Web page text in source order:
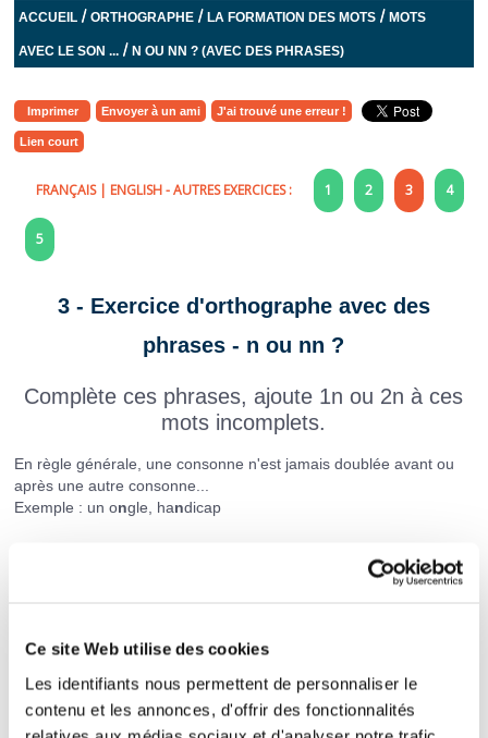
Ce site Web utilise des cookies
Les identifiants nous permettent de personnaliser le
contenu et les annonces, d'offrir des fonctionnalités
ACCUEIL /ORTHOGRAPHE /LA FORMATION DES MOTS /MOTS
AVEC LE SON ... /N OU NN ? (AVEC DES PHRASES)
Imprimer Envoyer à un ami J'ai trouvé une erreur !
Lien court
FRANÇAIS| ENGLISH- AUTRES EXERCICES : 1 2 3 4
5
3 - Exercice d'orthographe avec des
phrases - n ou nn ?
Complète ces phrases, ajoute 1n ou 2n à ces
mots incomplets.
En règle générale, une consonne n'est jamais doublée avant ou
après une autre consonne...
Exemple : un ongle, handicap
ennui et leurs dérivés.
in : inodore, inégal... Exceptions : inné, innerver, innocent,
innocuité, innombrable, innommable, innover et leurs dérivés.